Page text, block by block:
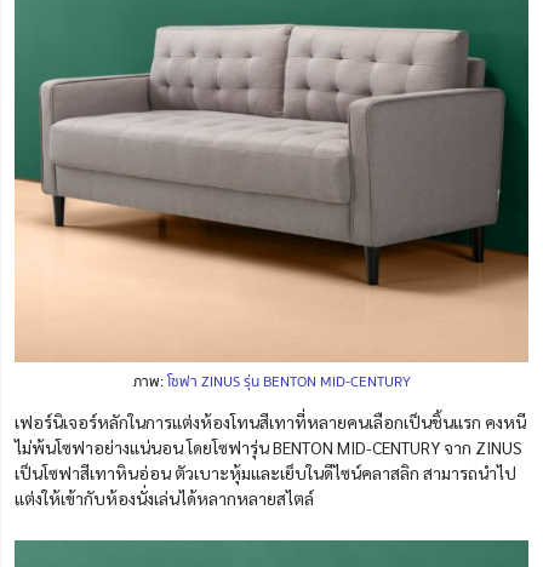
ภาพ:โซฟา ZINUS รุ่น BENTON MID-CENTURY
เฟอร์นิเจอร์หลักในการแต่งห้องโทนสีเทาที่หลายคนเลือกเป็นชิ้นแรก คงหนี
ไม่พ้นโซฟาอย่างแน่นอน โดยโซฟารุ่น BENTON MID-CENTURY จาก ZINUS
เป็นโซฟาสีเทาหินอ่อน ตัวเบาะหุ้มและเย็บในดีไซน์คลาสลิก สามารถนำไป
แต่งให้เข้ากับห้องนั่งเล่นได้หลากหลายสไตล์